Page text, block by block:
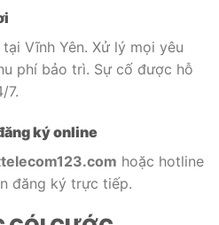
Vĩnh Yên. Xử lý mọi yêu
phí bảo trì. Sự cố được hỗ
7.
ký online
hoặc hotline
đăng ký trực tiếp.